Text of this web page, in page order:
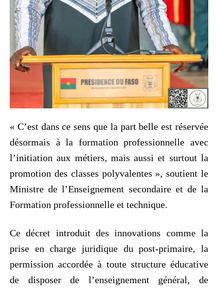
« C’est dans ce sens que la part belle est réservée
désormais à la formation professionnelle avec
l’initiation aux métiers, mais aussi et surtout la
promotion des classes polyvalentes », soutient le
Ministre de l’Enseignement secondaire et de la
Formation professionnelle et technique.
Ce décret introduit des innovations comme la
prise en charge juridique du post-primaire, la
permission accordée à toute structure éducative
de disposer de l’enseignement général, de